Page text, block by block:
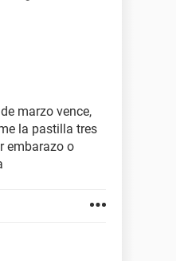
marzo vence,
la pastilla tres
embarazo o